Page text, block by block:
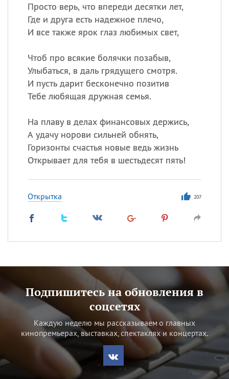
Просто верь, что впереди десятки лет,
Где и друга есть надежное плечо,
И все также ярок глаз любимых свет,
Чтоб про всякие болячки позабыв,
Улыбаться, в даль грядущего смотря.
И пусть дарит бесконечно позитив
Тебе любящая дружная семья.
На плаву в делах финансовых держись,
А удачу норови сильней обнять,
Горизонты счастья новые ведь жизнь
Открывает для тебя в шестьдесят пять!
Открытка 207
Подпишитесь на обновления в
соцсетях
Каждую неделю мы рассказываем о главных
кинопремьерах, выставках, спектаклях и концертах.